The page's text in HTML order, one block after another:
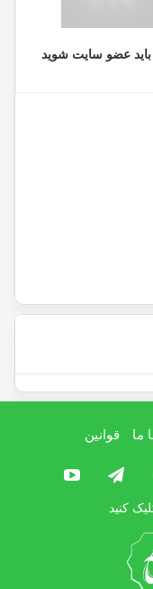
عضو سایت شوید
ما قوانین
کنید